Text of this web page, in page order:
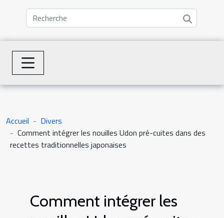
Accueil
Divers
Comment intégrer les nouilles Udon pré-cuites dans des
recettes traditionnelles japonaises
Comment intégrer les